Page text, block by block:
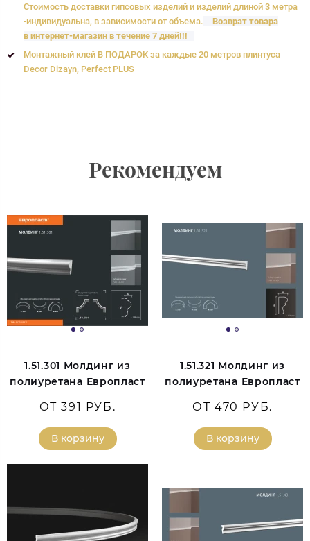
Стоимость доставки гипсовых изделий и изделий длиной 3 метра
-индивидуальна, в зависимости от объема.
Возврат товара
в интернет-магазин в течение 7 дней!!!
Монтажный клей В ПОДАРОК за каждые 20 метров плинтуса
Decor Dizayn, Perfect PLUS
Рекомендуем
1.51.301 Молдинг из
полиуретана Европласт
ОТ 391 РУБ.
В корзину
1.51.321 Молдинг из
полиуретана Европласт
ОТ 470 РУБ.
В корзину